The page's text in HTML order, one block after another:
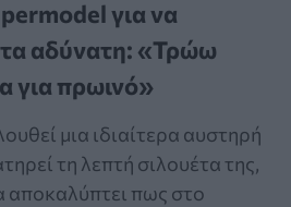
για να
αδύνατη: «Τρώω
για πρωινό»
μια ιδιαίτερα αυστηρή
τη λεπτή σιλουέτα της,
αποκαλύπτει πως στο